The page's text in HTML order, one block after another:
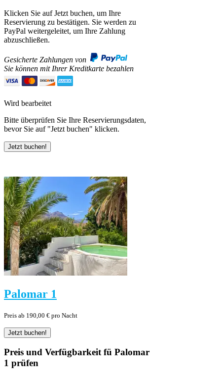
Klicken Sie auf Jetzt buchen, um Ihre
Reservierung zu bestätigen. Sie werden zu
PayPal weitergeleitet, um Ihre Zahlung
abzuschließen.
Gesicherte Zahlungen von
Sie können mit Ihrer Kreditkarte bezahlen
Wird bearbeitet
Bitte überprüfen Sie Ihre Reservierungsdaten,
bevor Sie auf "Jetzt buchen" klicken.
Palomar 1
Preis ab 190,00 € pro Nacht
Preis und Verfügbarkeit fü Palomar
1 prüfen